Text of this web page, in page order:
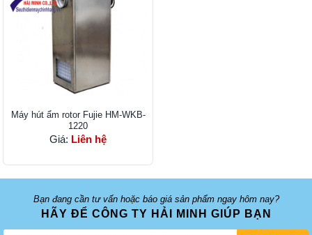
Máy hút ẩm rotor Fujie HM-WKB-
1220
Giá: Liên hệ
Bạn đang cần tư vấn hoặc báo giá sản phẩm ngay hôm nay?
HÃY ĐỂ CÔNG TY HẢI MINH GIÚP BẠN